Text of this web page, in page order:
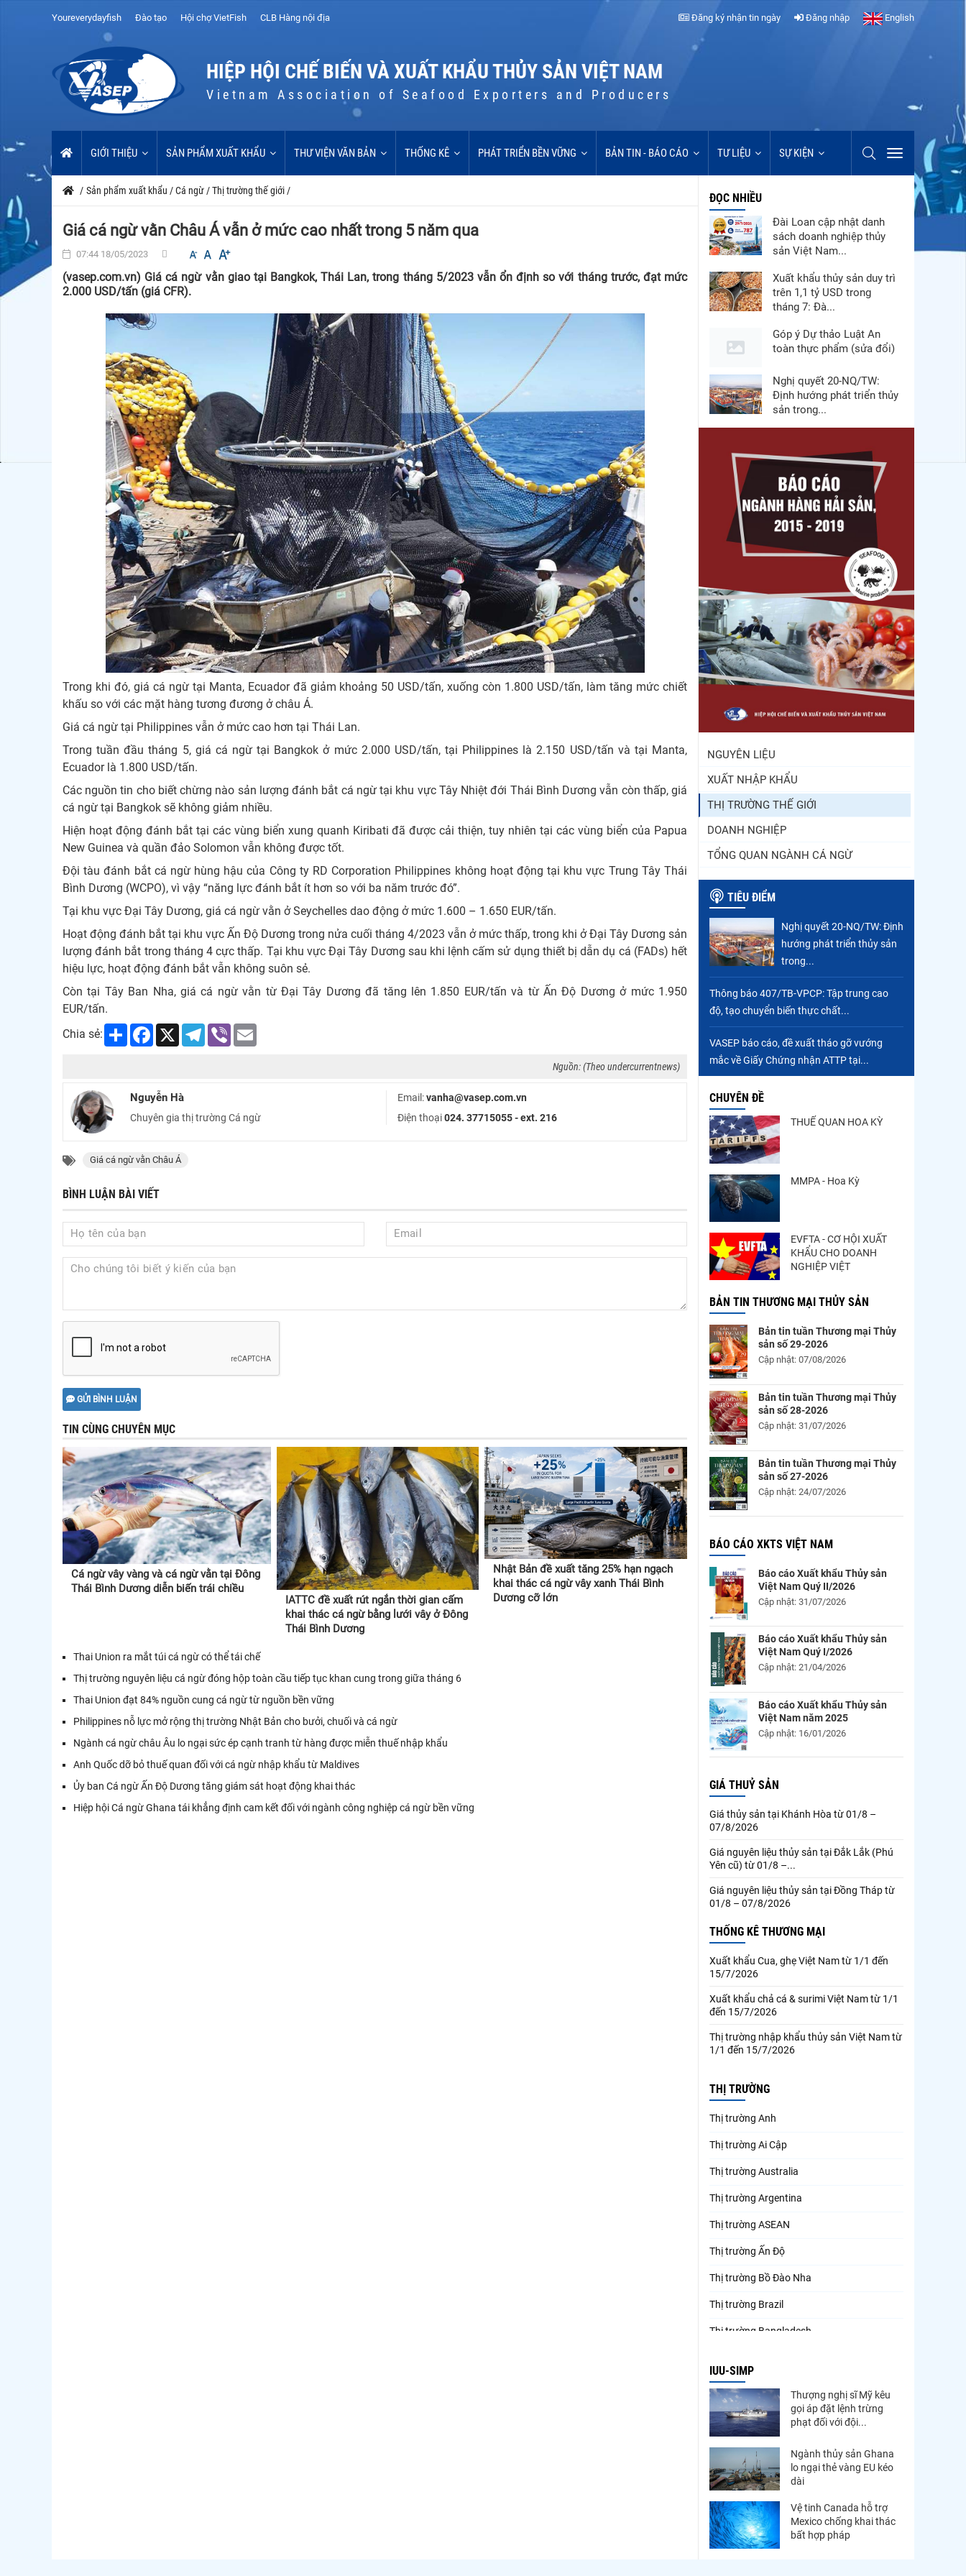
Youreverydayfish Đào tạo Hội chợ VietFish CLB Hàng nội địa Đăng ký nhận tin ngày Đăng nhập English
HIỆP HỘI CHẾ BIẾN VÀ XUẤT KHẨU THỦY SẢN VIỆT NAM
Vietnam Association of Seafood Exporters and Producers
GIỚI THIỆU SẢN PHẨM XUẤT KHẨU THƯ VIỆN VĂN BẢN THỐNG KÊ PHÁT TRIỂN BỀN VỮNG BẢN TIN - BÁO CÁO TƯ LIỆU SỰ KIỆN
/ Sản phẩm xuất khẩu /Cá ngừ /Thị trường thế giới /
Giá cá ngừ vằn Châu Á vẫn ở mức cao nhất trong 5 năm qua
07:44 18/05/2023
(vasep.com.vn) Giá cá ngừ vằn giao tại Bangkok, Thái Lan, trong tháng 5/2023 vẫn ổn định so với tháng trước, đạt mức
2.000 USD/tấn (giá CFR).
Trong khi đó, giá cá ngừ tại Manta, Ecuador đã giảm khoảng 50 USD/tấn, xuống còn 1.800 USD/tấn, làm tăng mức chiết
khấu so với các mặt hàng tương đương ở châu Á.
Giá cá ngừ tại Philippines vẫn ở mức cao hơn tại Thái Lan.
Trong tuần đầu tháng 5, giá cá ngừ tại Bangkok ở mức 2.000 USD/tấn, tại Philippines là 2.150 USD/tấn và tại Manta,
Ecuador là 1.800 USD/tấn.
Các nguồn tin cho biết chừng nào sản lượng đánh bắt cá ngừ tại khu vực Tây Nhiệt đới Thái Bình Dương vẫn còn thấp, giá
cá ngừ tại Bangkok sẽ không giảm nhiều.
Hiện hoạt động đánh bắt tại các vùng biển xung quanh Kiribati đã được cải thiện, tuy nhiên tại các vùng biển của Papua
New Guinea và quần đảo Solomon vẫn không được tốt.
Đội tàu đánh bắt cá ngừ hùng hậu của Công ty RD Corporation Philippines không hoạt động tại khu vực Trung Tây Thái
Bình Dương (WCPO), vì vậy “năng lực đánh bắt ít hơn so với ba năm trước đó”.
Tại khu vực Đại Tây Dương, giá cá ngừ vằn ở Seychelles dao động ở mức 1.600 – 1.650 EUR/tấn.
Hoạt động đánh bắt tại khu vực Ấn Độ Dương trong nửa cuối tháng 4/2023 vẫn ở mức thấp, trong khi ở Đại Tây Dương sản
lượng đánh bắt trong tháng 4 cực thấp. Tại khu vực Đại Tây Dương sau khi lệnh cấm sử dụng thiết bị dẫn dụ cá (FADs) hết
hiệu lực, hoạt động đánh bắt vẫn không suôn sẻ.
Còn tại Tây Ban Nha, giá cá ngừ vằn từ Đại Tây Dương đã tăng lên 1.850 EUR/tấn và từ Ấn Độ Dương ở mức 1.950
EUR/tấn.
Chia sẻ:
Share Facebook
X Telegram
Viber
Nguồn: (Theo undercurrentnews)
Nguyễn Hà
Chuyên gia thị trường Cá ngừ
Email:vanha@vasep.com.vn
Điện thoại024. 37715055 - ext. 216
Giá cá ngừ vằn Châu Á
BÌNH LUẬN BÀI VIẾT
GỬI BÌNH LUẬN
TIN CÙNG CHUYÊN MỤC
Cá ngừ vây vàng và cá ngừ vằn tại Đông
Thái Bình Dương diễn biến trái chiều
IATTC đề xuất rút ngắn thời gian cấm
khai thác cá ngừ bằng lưới vây ở Đông
Thái Bình Dương
Nhật Bản đề xuất tăng 25% hạn ngạch
khai thác cá ngừ vây xanh Thái Bình
Dương cỡ lớn
Thai Union ra mắt túi cá ngừ có thể tái chế
Thị trường nguyên liệu cá ngừ đóng hộp toàn cầu tiếp tục khan cung trong giữa tháng 6
Thai Union đạt 84% nguồn cung cá ngừ từ nguồn bền vững
Philippines nỗ lực mở rộng thị trường Nhật Bản cho bưởi, chuối và cá ngừ
Ngành cá ngừ châu Âu lo ngại sức ép cạnh tranh từ hàng được miễn thuế nhập khẩu
Anh Quốc dỡ bỏ thuế quan đối với cá ngừ nhập khẩu từ Maldives
Ủy ban Cá ngừ Ấn Độ Dương tăng giám sát hoạt động khai thác
Hiệp hội Cá ngừ Ghana tái khẳng định cam kết đối với ngành công nghiệp cá ngừ bền vững
ĐỌC NHIỀU
Đài Loan cập nhật danh
sách doanh nghiệp thủy
sản Việt Nam...
Xuất khẩu thủy sản duy trì
trên 1,1 tỷ USD trong
tháng 7: Đà...
Góp ý Dự thảo Luật An
toàn thực phẩm (sửa đổi)
Nghị quyết 20-NQ/TW:
Định hướng phát triển thủy
sản trong...
thích ứng của tôm Việt tại
Nguồn cung giảm, giá cá
rô phi Trung Quốc tiếp tục
tăng
Điểm tin thủy sản thế giới
Trung Quốc tăng mạnh
nhập khẩu mực, trong khi
nguồn cung...
Thông báo 407/TB-VPCP:
Tập trung cao độ, tạo
chuyển biến...
Còn chưa đầy 3 tuần đến
NGUYÊN LIỆU
XUẤT NHẬP KHẨU
THỊ TRƯỜNG THẾ GIỚI
DOANH NGHIỆP
TỔNG QUAN NGÀNH CÁ NGỪ
TIÊU ĐIỂM
Nghị quyết 20-NQ/TW: Định
hướng phát triển thủy sản
trong...
Thông báo 407/TB-VPCP: Tập trung cao
độ, tạo chuyển biến thực chất...
VASEP báo cáo, đề xuất tháo gỡ vướng
mắc về Giấy Chứng nhận ATTP tại...
CHUYÊN ĐỀ
THUẾ QUAN HOA KỲ
MMPA - Hoa Kỳ
EVFTA - CƠ HỘI XUẤT
KHẨU CHO DOANH
NGHIỆP VIỆT
BẢN TIN THƯƠNG MẠI THỦY SẢN
Bản tin tuần Thương mại Thủy
sản số 29-2026
Cập nhật: 07/08/2026
Bản tin tuần Thương mại Thủy
sản số 28-2026
Cập nhật: 31/07/2026
Bản tin tuần Thương mại Thủy
sản số 27-2026
Cập nhật: 24/07/2026
BÁO CÁO XKTS VIỆT NAM
Báo cáo Xuất khẩu Thủy sản
Việt Nam Quý II/2026
Cập nhật: 31/07/2026
Báo cáo Xuất khẩu Thủy sản
Việt Nam Quý I/2026
Cập nhật: 21/04/2026
Báo cáo Xuất khẩu Thủy sản
Việt Nam năm 2025
Cập nhật: 16/01/2026
GIÁ THUỶ SẢN
Giá thủy sản tại Khánh Hòa từ 01/8 –
07/8/2026
Giá nguyên liệu thủy sản tại Đắk Lắk (Phú
Yên cũ) từ 01/8 –...
Giá nguyên liệu thủy sản tại Đồng Tháp từ
01/8 – 07/8/2026
THỐNG KÊ THƯƠNG MẠI
Xuất khẩu Cua, ghẹ Việt Nam từ 1/1 đến
15/7/2026
Xuất khẩu chả cá & surimi Việt Nam từ 1/1
đến 15/7/2026
Thị trường nhập khẩu thủy sản Việt Nam từ
1/1 đến 15/7/2026
THỊ TRƯỜNG
Thị trường Anh
Thị trường Ai Cập
Thị trường Australia
Thị trường Argentina
Thị trường ASEAN
Thị trường Ấn Độ
Thị trường Bồ Đào Nha
Thị trường Brazil
Thị trường Bangladesh
Thị trường Canada
Thị trường Ecuador
Thị trường EU
Thị trường Indonesia
Thị trường Mexico
Thị trường Mỹ
Thị trường Nga
IUU-SIMP
Thượng nghị sĩ Mỹ kêu
gọi áp đặt lệnh trừng
phạt đối với đội...
Ngành thủy sản Ghana
lo ngại thẻ vàng EU kéo
dài
Vệ tinh Canada hỗ trợ
Mexico chống khai thác
bất hợp pháp